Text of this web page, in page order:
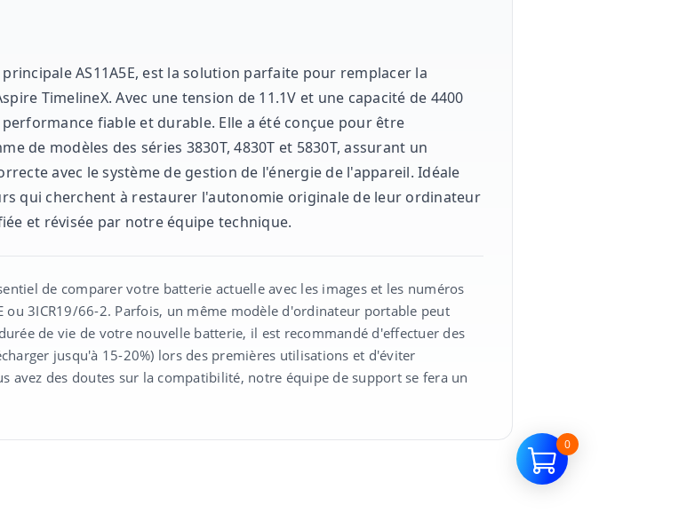
AS11A5E, est la solution parfaite pour remplacer la
TimelineX. Avec une tension de 11.1V et une capacité de 4400
fiable et durable. Elle a été conçue pour être
de modèles des séries 3830T, 4830T et 5830T, assurant un
avec le système de gestion de l'énergie de l'appareil. Idéale
qui cherchent à restaurer l'autonomie originale de leur ordinateur
et révisée par notre équipe technique.
de comparer votre batterie actuelle avec les images et les numéros
ou 3ICR19/66-2. Parfois, un même modèle d'ordinateur portable peut
de vie de votre nouvelle batterie, il est recommandé d'effectuer des
jusqu'à 15-20%) lors des premières utilisations et d'éviter
avez des doutes sur la compatibilité, notre équipe de support se fera un
0